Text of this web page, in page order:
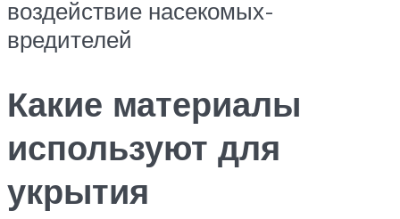
воздействие насекомых-
вредителей
Какие материалы
используют для
укрытия